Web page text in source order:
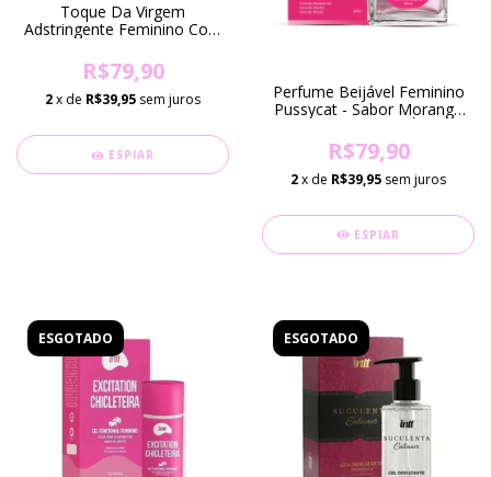
Toque Da Virgem
Adstringente Feminino Com
Geane 17Ml
R$79,90
2x de R$39,95 sem juros
ESPIAR
Perfume Beijável Feminino
Pussycat - Sabor Morango
SOMENTE EM FORTALEZA-
CE)
R$79,90
2x de R$39,95 sem juros
ESPIAR
ESGOTADO ESGOTADO